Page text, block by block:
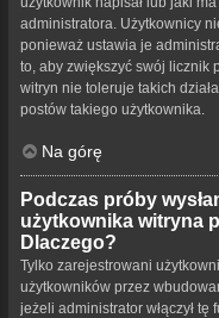
administratora. Użytkownicy
ponieważ ustawia je
to, aby zwiększyć swój licznik
witryn nie toleruje takich
postów takiego użytkownika.
Na górę
Podczas próby
użytkownika witryna
Dlaczego?
Tylko zarejestrowani
użytkowników przez
jeżeli administrator włączył